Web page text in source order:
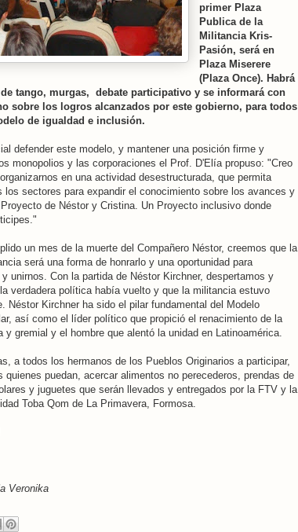
primer Plaza
Publica de la
Militancia Kris-
Pasión, será en
Plaza Miserere
(Plaza Once). Habrá
tango, murgas, debate participativo y se informará con
sobre los logros alcanzados por este gobierno, para todos
de igualdad e inclusión.
defender este modelo, y mantener una posición firme y
monopolios y las corporaciones el Prof. D'Elía propuso: "Creo
en una actividad desestructurada, que permita
los sectores para expandir el conocimiento sobre los avances y
de Néstor y Cristina. Un Proyecto inclusivo donde
un mes de la muerte del Compañero Néstor, creemos que la
será una forma de honrarlo y una oportunidad para
unirnos. Con la partida de Néstor Kirchner, despertamos y
verdadera política había vuelto y que la militancia estuvo
Néstor Kirchner ha sido el pilar fundamental del Modelo
así como el líder político que propició el renacimiento de la
y gremial y el hombre que alentó la unidad en Latinoamérica.
a todos los hermanos de los Pueblos Originarios a participar,
quienes puedan, acercar alimentos no perecederos, prendas de
y juguetes que serán llevados y entregados por la FTV y la
Toba Qom de La Primavera, Formosa.
Veronika